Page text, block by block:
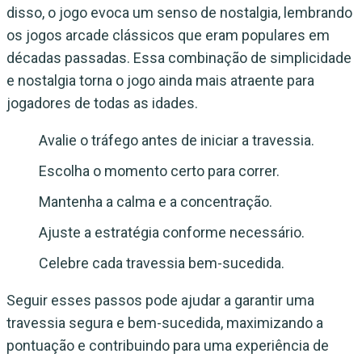
disso, o jogo evoca um senso de nostalgia, lembrando
os jogos arcade clássicos que eram populares em
décadas passadas. Essa combinação de simplicidade
e nostalgia torna o jogo ainda mais atraente para
jogadores de todas as idades.
Avalie o tráfego antes de iniciar a travessia.
Escolha o momento certo para correr.
Mantenha a calma e a concentração.
Ajuste a estratégia conforme necessário.
Celebre cada travessia bem-sucedida.
Seguir esses passos pode ajudar a garantir uma
travessia segura e bem-sucedida, maximizando a
pontuação e contribuindo para uma experiência de